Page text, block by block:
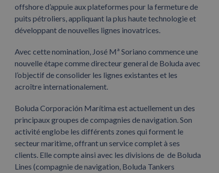
offshore d’appuie aux plateformes pour la fermeture de
puits pétroliers, appliquant la plus haute technologie et
développant de nouvelles lignes inovatrices.
Avec cette nomination, José Mª Soriano commence une
nouvelle étape comme directeur general de Boluda avec
l’objectif de consolider les lignes existantes et les
acroître internationalement.
Boluda Corporación Marítima est actuellement un des
principaux groupes de compagnies de navigation. Son
activité englobe les différents zones qui forment le
secteur maritime, offrant un service complet à ses
clients. Elle compte ainsi avec les divisions de de Boluda
Lines (compagnie de navigation, Boluda Tankers